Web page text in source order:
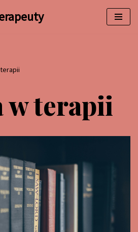
w terapii